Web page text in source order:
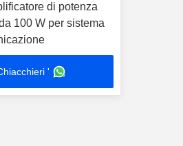
di potenza
100 W per sistema
'